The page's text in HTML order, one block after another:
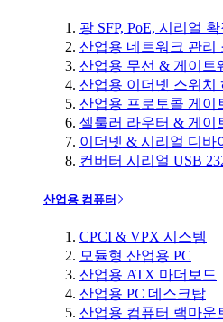
광 SFP, PoE, 시리얼
산업용 네트워크 관리
산업용 무선 & 게이트
산업용 이더넷 스위치
산업용 프로토콜 게이
셀룰러 라우터 & 게이
이더넷 & 시리얼 디바
컨버터 시리얼 USB
산업용 컴퓨터
CPCI & VPX 시스템
모듈형 산업용 PC
산업용 ATX 마더보드
산업용 PC 데스크탑
산업용 컴퓨터 랙마운